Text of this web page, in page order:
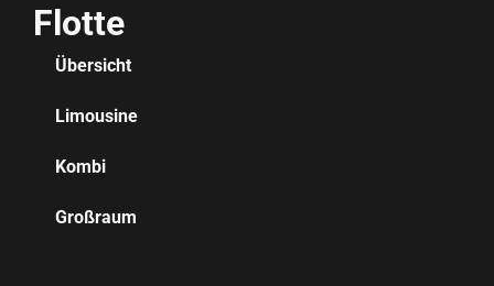
Flotte
Übersicht
Limousine
Kombi
Großraum